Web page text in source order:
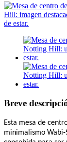
Breve
Esta mesa de
minimalismo Wabi-